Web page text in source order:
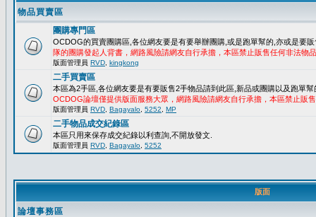
物品買賣區
團購專門區
OCDOG的買賣團購區,各位網友要是有要舉辦團購,或是跑單幫的,亦或是要
隊的團購發起人背書，網路風險請網友自行承擔，本區禁止販售任何非法物
版面管理員 RVD kingkong
二手買賣區
本區為2手區,各位網友要是有要販售2手物品請到此區,新品或團購以及跑單
OCDOG論壇僅提供版面服務大眾，網路風險請網友自行承擔，本區禁止販
版面管理員 RVD Bagayalo 5252 MP
二手物品成交紀錄區
本區只用來保存成交紀錄以利查詢,不開放發文.
版面管理員 RVD Bagayalo 5252
版面
論壇事務區